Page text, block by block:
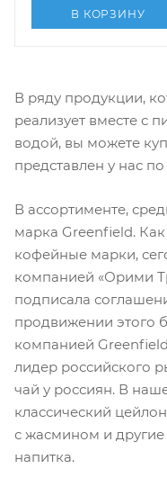
В КОРЗИНУ
В ряду продукции,
реализует вместе с
водой, вы можете
представлен у нас
В ассортименте,
марка Greenfield.
кофейные марки,
компанией «Орими
подписала
продвижении этого
компанией
лидер российского
чай у россиян. В
классический
с жасмином и другие
напитка.